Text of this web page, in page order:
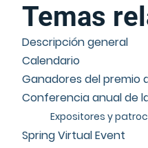
Temas
Descripción general
Calendario
Ganadores del premio
Conferencia anual de la
Expositores y
Spring Virtual Event